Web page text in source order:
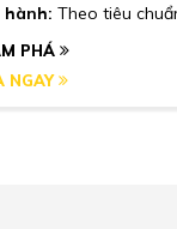
hành: Theo tiêu
PHÁ
NGAY